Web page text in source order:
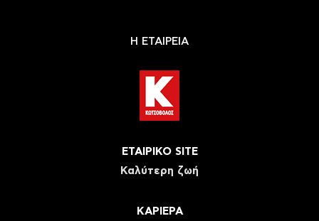
Η ΕΤΑΙΡΕΙΑ
ΕΤΑΙΡΙΚΟ SITE
Καλύτερη ζωή
ΚΑΡΙΕΡΑ